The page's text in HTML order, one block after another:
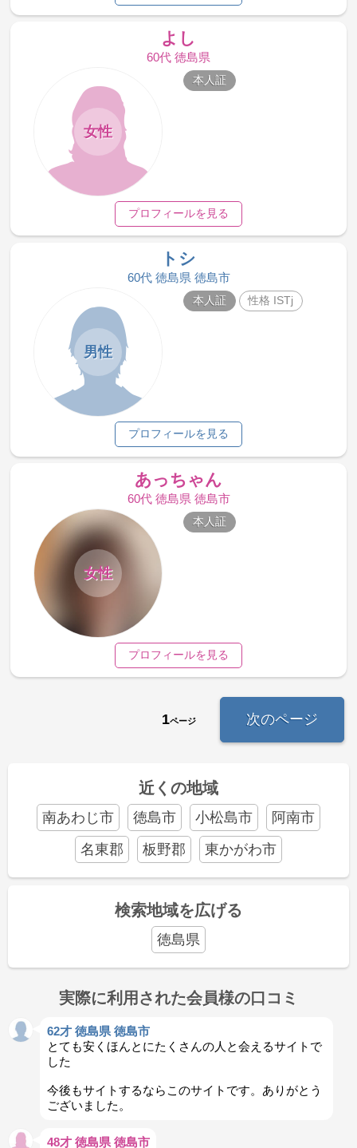
よし
60代 徳島県
女性
本人証
プロフィールを見る
トシ
60代 徳島県 徳島市
男性
本人証 性格 ISTj
プロフィールを見る
あっちゃん
60代 徳島県 徳島市
女性
本人証
プロフィールを見る
1ページ 次のページ
近くの地域
南あわじ市 徳島市 小松島市
阿南市
名東郡
板野郡 東かがわ市
検索地域を広げる
徳島県
実際に利用された会員様の口コミ
62才 徳島県 徳島市
とても安くほんとにたくさんの人と会えるサイトで
した
今後もサイトするならこのサイトです。ありがとう
ございました。
48才 徳島県 徳島市